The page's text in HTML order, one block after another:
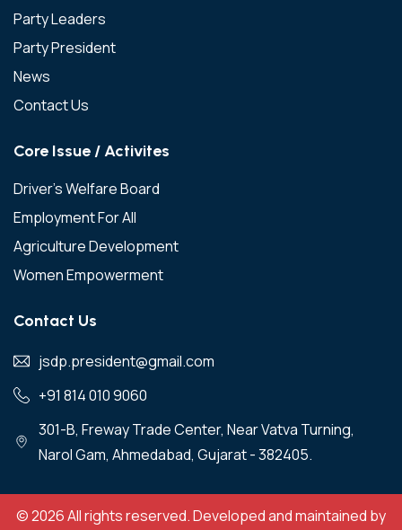
Party Leaders
Party President
News
Contact Us
Core Issue / Activites
Driver’s Welfare Board
Employment For All
Agriculture Development
Women Empowerment
Contact Us
jsdp.president@gmail.com
+91 814 010 9060
301-B, Freway Trade Center, Near Vatva Turning,
Narol Gam, Ahmedabad, Gujarat - 382405.
©2026 All rights reserved. Developed and maintained by